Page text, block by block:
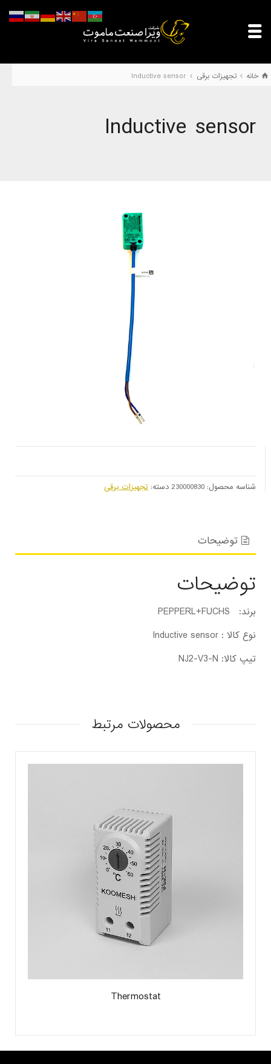
خانه تجهیزات برقی Inductive sensor
Inductive sensor
شناسه محصول: 230000830 دسته: تجهیزات برقی
توضیحات
توضیحات
برند: PEPPERL+FUCHS
نوع کالا : Inductive sensor
تیپ کالا: NJ2-V3-N
محصولات مرتبط
Thermostat